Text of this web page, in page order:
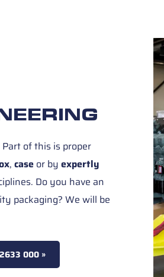
of this is proper
, case or by expertly
Do you have an
packaging? We will be
000 »